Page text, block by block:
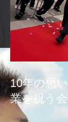
10年の思
業を祝う